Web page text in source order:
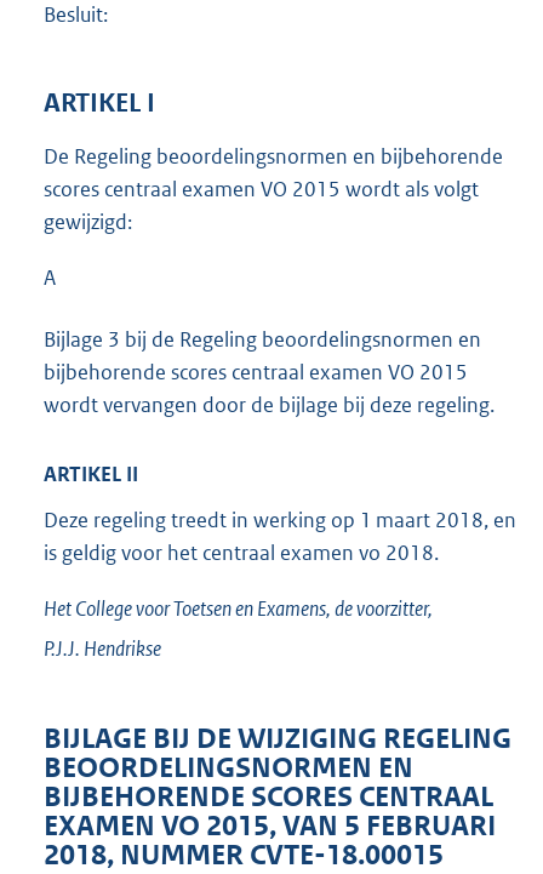
Besluit:
ARTIKEL I
De Regeling beoordelingsnormen en bijbehorende
scores centraal examen VO 2015 wordt als volgt
gewijzigd:
A
Bijlage 3 bij de Regeling beoordelingsnormen en
bijbehorende scores centraal examen VO 2015
wordt vervangen door de bijlage bij deze regeling.
ARTIKEL II
Deze regeling treedt in werking op 1 maart 2018, en
is geldig voor het centraal examen vo 2018.
Het College voor Toetsen en Examens,de voorzitter,
P.J.J. Hendrikse
BIJLAGE BIJ DE WIJZIGING REGELING
BEOORDELINGSNORMEN EN
BIJBEHORENDE SCORES CENTRAAL
EXAMEN VO 2015, VAN 5 FEBRUARI
2018, NUMMER CVTE-18.00015